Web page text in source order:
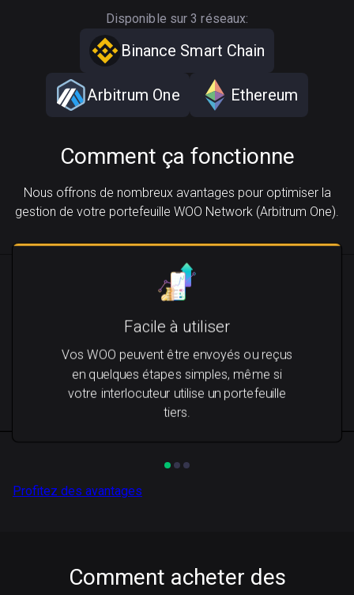
Disponible sur 3 réseaux:
Binance Smart Chain
Arbitrum One Ethereum
Comment ça fonctionne
Nous offrons de nombreux avantages pour optimiser la
gestion de votre portefeuille WOO Network (Arbitrum One).
Facile à utiliser
Vos WOO peuvent être envoyés ou reçus
en quelques étapes simples, même si
votre interlocuteur utilise un portefeuille
tiers.
Profitez des avantages
Comment acheter des